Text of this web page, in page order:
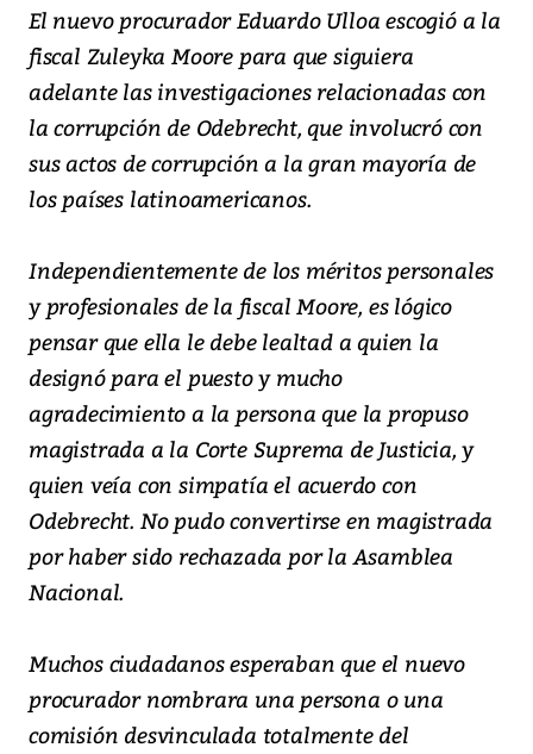
El nuevo procurador Eduardo Ulloa escogió a la
fiscal Zuleyka Moore para que siguiera
adelante las investigaciones relacionadas con
la corrupción de Odebrecht, que involucró con
sus actos de corrupción a la gran mayoría de
los países latinoamericanos.
Independientemente de los méritos personales
y profesionales de la fiscal Moore, es lógico
pensar que ella le debe lealtad a quien la
designó para el puesto y mucho
agradecimiento a la persona que la propuso
magistrada a la Corte Suprema de Justicia, y
quien veía con simpatía el acuerdo con
Odebrecht. No pudo convertirse en magistrada
por haber sido rechazada por la Asamblea
Nacional.
Muchos ciudadanos esperaban que el nuevo
procurador nombrara una persona o una
comisión desvinculada totalmente del